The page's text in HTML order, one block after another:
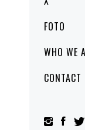
FOTO
WHO WE
CONTACT